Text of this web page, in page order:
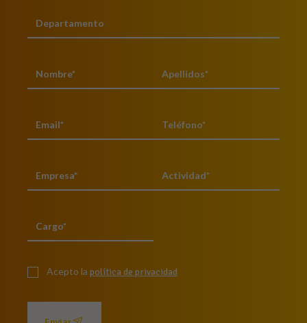
Acepto la política de privacidad